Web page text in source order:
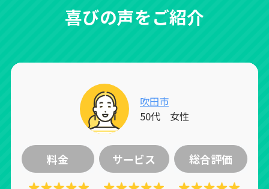
喜びの声をご紹介
吹田市
50代 女性
料金 サービス 総合評価